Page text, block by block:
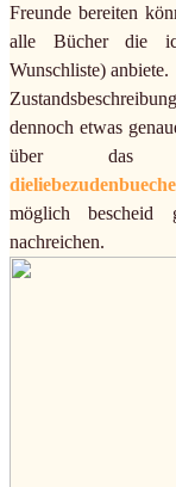
Freunde bereiten
alle Bücher die
Wunschliste) anbiete.
dennoch etwas
über das
möglich bescheid
nachreichen.